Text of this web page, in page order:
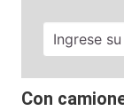
Con